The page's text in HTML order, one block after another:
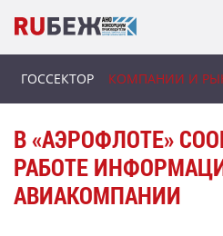
ГОССЕКТОР КОМПАНИИ И
В «АЭРОФЛОТЕ»
РАБОТЕ
АВИАКОМПАНИИ